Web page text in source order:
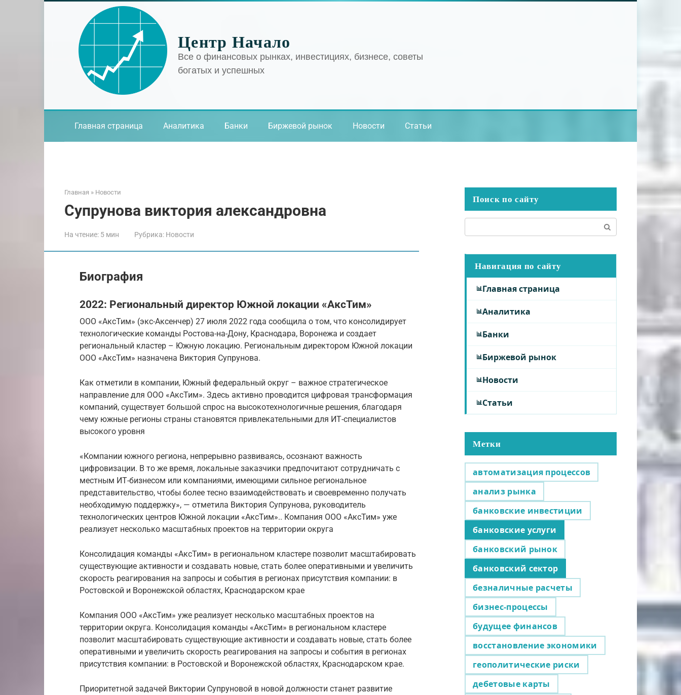
Центр Начало
Все о финансовых рынках, инвестициях, бизнесе, советы
богатых и успешных
Главная страница Аналитика Банки Биржевой рынок Новости Статьи
Главная » Новости
Супрунова виктория александровна
На чтение: 5 мин Рубрика: Новости
Биография
2022: Региональный директор Южной локации «АксТим»
ООО «АксТим» (экс-Аксенчер) 27 июля 2022 года сообщила о том, что консолидирует
технологические команды Ростова-на-Дону, Краснодара, Воронежа и создает
региональный кластер – Южную локацию. Региональным директором Южной локации
ООО «АксТим» назначена Виктория Супрунова.
Как отметили в компании, Южный федеральный округ – важное стратегическое
направление для ООО «АксТим». Здесь активно проводится цифровая трансформация
компаний, существует большой спрос на высокотехнологичные решения, благодаря
чему южные регионы страны становятся привлекательными для ИТ-специалистов
высокого уровня
«Компании южного региона, непрерывно развиваясь, осознают важность
цифровизации. В то же время, локальные заказчики предпочитают сотрудничать с
местным ИТ-бизнесом или компаниями, имеющими сильное региональное
представительство, чтобы более тесно взаимодействовать и своевременно получать
необходимую поддержку», — отметила Виктория Супрунова, руководитель
технологических центров Южной локации «АксТим».. Компания ООО «АксТим» уже
реализует несколько масштабных проектов на территории округа
Консолидация команды «АксТим» в региональном кластере позволит масштабировать
существующие активности и создавать новые, стать более оперативными и увеличить
скорость реагирования на запросы и события в регионах присутствия компании: в
Ростовской и Воронежской областях, Краснодарском крае
Компания ООО «АксТим» уже реализует несколько масштабных проектов на
территории округа. Консолидация команды «АксТим» в региональном кластере
позволит масштабировать существующие активности и создавать новые, стать более
оперативными и увеличить скорость реагирования на запросы и события в регионах
присутствия компании: в Ростовской и Воронежской областях, Краснодарском крае.
Приоритетной задачей Виктории Супруновой в новой должности станет развитие
Поиск по сайту
Навигация по сайту
Главная страница
Аналитика
Банки
Биржевой рынок
Новости
Статьи
Метки
автоматизация процессов
анализ рынка
банковские инвестиции
банковские услуги
банковский рынок
банковский сектор
безналичные расчеты
бизнес-процессы
будущее финансов
восстановление экономики
геополитические риски
дебетовые карты